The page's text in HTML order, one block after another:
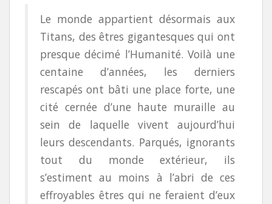
Le monde appartient désormais aux
Titans, des êtres gigantesques qui ont
presque décimé l’Humanité. Voilà une
centaine d’années, les derniers
rescapés ont bâti une place forte, une
cité cernée d’une haute muraille au
sein de laquelle vivent aujourd’hui
leurs descendants. Parqués, ignorants
tout du monde extérieur, ils
s’estiment au moins à l’abri de ces
effroyables êtres qui ne feraient d’eux